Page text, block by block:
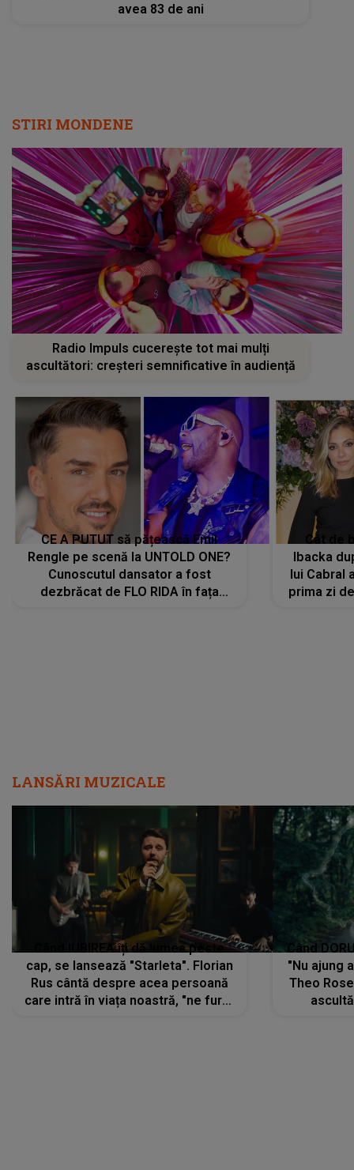
avea 83 de ani
STIRI MONDENE
Radio Impuls cucerește tot mai mulți
ascultători: creșteri semnificative în audiență
CE A PUTUT să pățească Emil
Rengle pe scenă la UNTOLD ONE?
Cunoscutul dansator a fost
dezbrăcat de FLO RIDA în fața
Cât de
Ibacka
lui Cabral
prima zi
LANSĂRI MUZICALE
Când IUBIREA îți dă lumea peste
cap, se lansează "Starleta". Florian
Rus cântă despre acea persoană
care intră în viața noastră, "ne fură"
Când
"Nu ajung
Theo